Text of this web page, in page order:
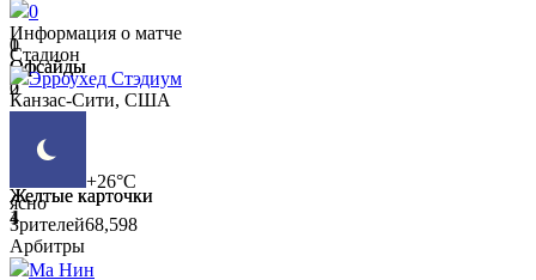
1
Офсайды
2
Желтые карточки
1
0
Офсайды
0
Желтые карточки
4
0
Информация о матче
Стадион
Эрроухед Стэдиум
Канзас-Сити, США
+26°C
ясно
Зрителей68,598
Арбитры
Ма Нин